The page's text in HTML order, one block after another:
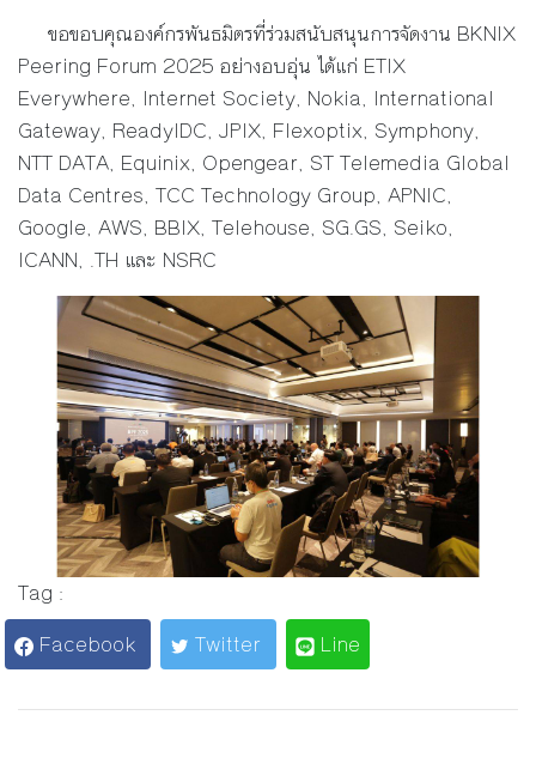
ขอขอบคุณองค์กรพันธมิตรที่ร่วมสนับสนุนการจัดงาน BKNIX
Peering Forum 2025 อย่างอบอุ่น ได้แก่ ETIX
Everywhere, Internet Society, Nokia, International
Gateway, ReadyIDC, JPIX, Flexoptix, Symphony,
NTT DATA, Equinix, Opengear, ST Telemedia Global
Data Centres, TCC Technology Group, APNIC,
Google, AWS, BBIX, Telehouse, SG.GS, Seiko,
ICANN, .TH และ NSRC
Tag :
Facebook
Twitter Line